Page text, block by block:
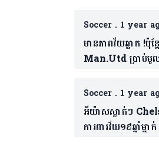
Soccer. 1 year
មានភាពវ័យឆ្លាត !ប៉ុន្ត
Man.Utd ប្រាប់មូល
Soccer. 1 year
អីយ៉ាសស្ងាត់ៗ
ការពារវ័យ១៩ឆ្នាំម្នាក់